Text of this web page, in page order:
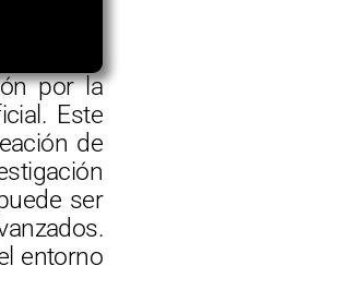
por la
Este
de
ser
entorno